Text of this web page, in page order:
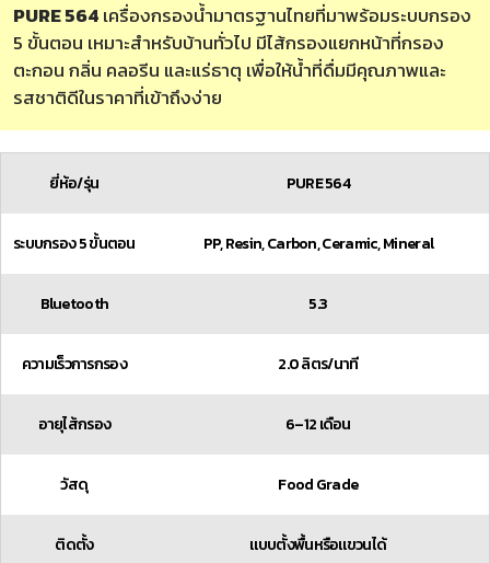
PURE 564เครื่องกรองน้ำมาตรฐานไทยที่มาพร้อมระบบกรอง
5 ขั้นตอน เหมาะสำหรับบ้านทั่วไป มีไส้กรองแยกหน้าที่กรอง
ตะกอน กลิ่น คลอรีน และแร่ธาตุ เพื่อให้น้ำที่ดื่มมีคุณภาพและ
รสชาติดีในราคาที่เข้าถึงง่าย
ยี่ห้อ/รุ่น PURE 564
ระบบกรอง 5 ขั้นตอน PP, Resin, Carbon, Ceramic, Mineral
Bluetooth 5.3
ความเร็วการกรอง 2.0 ลิตร/นาที
อายุไส้กรอง 6–12 เดือน
วัสดุ Food Grade
ติดตั้ง แบบตั้งพื้นหรือแขวนได้